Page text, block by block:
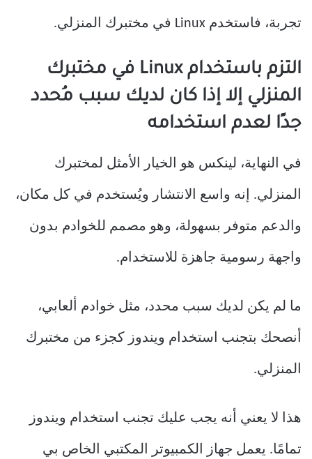
تجربة، فاستخدم Linux في مختبرك المنزلي.
التزم باستخدام Linux في مختبرك
المنزلي إلا إذا كان لديك سبب مُحدد
جدًا لعدم استخدامه
في النهاية، لينكس هو الخيار الأمثل لمختبرك
المنزلي. إنه واسع الانتشار ويُستخدم في كل مكان،
والدعم متوفر بسهولة، وهو مصمم للخوادم بدون
واجهة رسومية جاهزة للاستخدام.
ما لم يكن لديك سبب محدد، مثل خوادم ألعابي،
أنصحك بتجنب استخدام ويندوز كجزء من مختبرك
المنزلي.
هذا لا يعني أنه يجب عليك تجنب استخدام ويندوز
تمامًا. يعمل جهاز الكمبيوتر المكتبي الخاص بي